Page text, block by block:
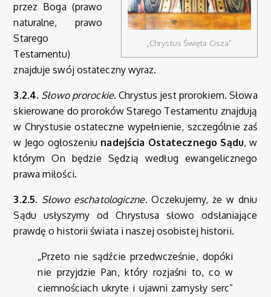
„Chrystus Święta Cisza”
przez Boga (prawo
naturalne, prawo
Starego
Testamentu)
znajduje swój ostateczny wyraz.
3.2.4. Słowo prorockie. Chrystus jest prorokiem. Słowa
skierowane do proroków Starego Testamentu znajdują
w Chrystusie ostateczne wypełnienie, szczególnie zaś
w Jego ogłoszeniu nadejścia Ostatecznego Sądu, w
którym On będzie Sędzią według ewangelicznego
prawa miłości.
3.2.5. Słowo eschatologiczne. Oczekujemy, że w dniu
Sądu usłyszymy od Chrystusa słowo odsłaniające
prawdę o historii świata i naszej osobistej historii.
„Przeto nie sądźcie przedwcześnie, dopóki
nie przyjdzie Pan, który rozjaśni to, co w
ciemnościach ukryte i ujawni zamysły serc”